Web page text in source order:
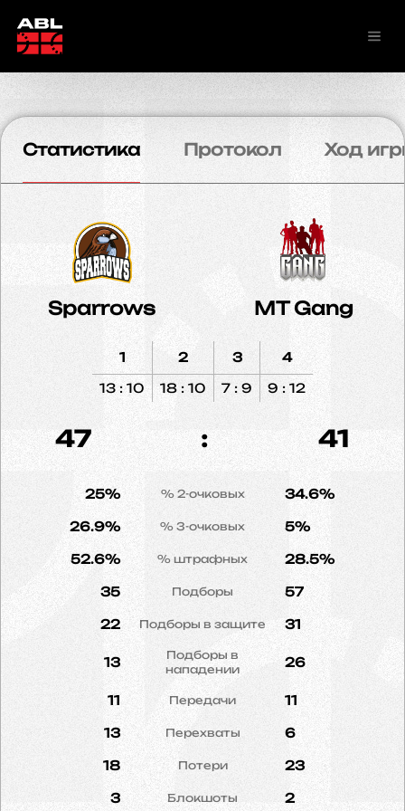
Статистика Протокол Ход
Sparrows MT Gang
1
13 : 10
2
18 : 10
3
7 : 9
4
9 : 12
47 : 41
25% % 2-очковых 34.6%
26.9% % 3-очковых 5%
52.6% % штрафных 28.5%
35 Подборы 57
22 Подборы в защите 31
13
Подборы в
нападении
26
11 Передачи 11
13 Перехваты 6
18 Потери 23
3 Блокшоты 2